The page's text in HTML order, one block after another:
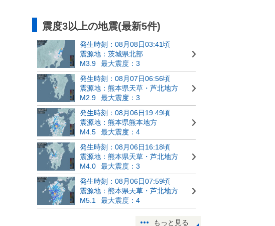
震度3以上の地震(最新5件)
発生時刻：08月08日03:41頃
震源地：茨城県北部
M3.9
最大震度：3
発生時刻：08月07日06:56頃
震源地：熊本県天草・芦北地方
M2.9
最大震度：3
発生時刻：08月06日19:49頃
震源地：熊本県熊本地方
M4.5
最大震度：4
発生時刻：08月06日16:18頃
震源地：熊本県天草・芦北地方
M4.0
最大震度：3
発生時刻：08月06日07:59頃
震源地：熊本県天草・芦北地方
M5.1
最大震度：4
もっと見る